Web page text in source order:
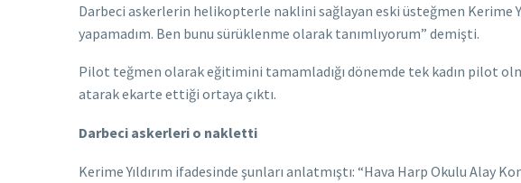
Darbeci askerlerin helikopterle naklini sağlayan eski üsteğmen Kerime
yapamadım. Ben bunu sürüklenme olarak tanımlıyorum” demişti.
Pilot teğmen olarak eğitimini tamamladığı dönemde tek kadın pilot
atarak ekarte ettiği ortaya çıktı.
Darbeci askerleri o nakletti
Kerime Yıldırım ifadesinde şunları anlatmıştı: “Hava Harp Okulu Alay